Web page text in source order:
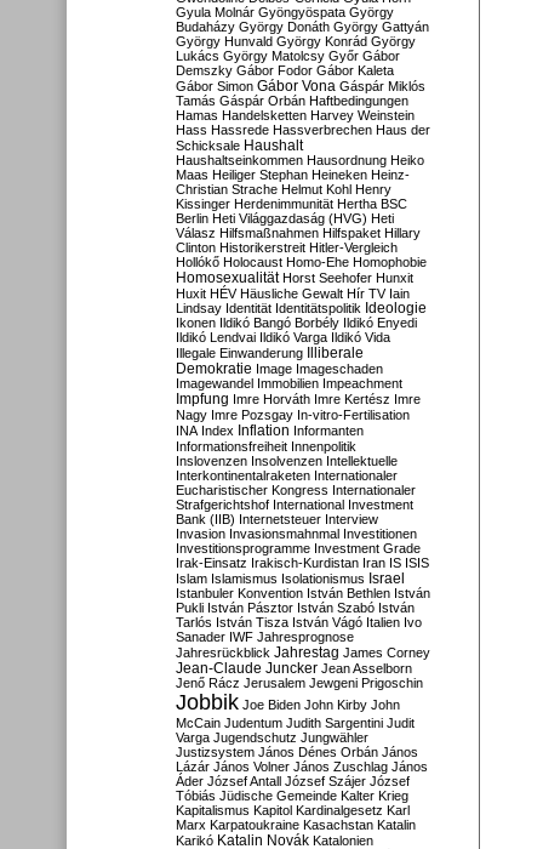
Gyula Molnár Gyöngyöspata György
Budaházy György Donáth György Gattyán
György Hunvald György Konrád György
Lukács György Matolcsy Győr Gábor
Demszky Gábor Fodor Gábor Kaleta
Gábor Simon Gábor Vona Gáspár Miklós
Tamás Gáspár Orbán Haftbedingungen
Hamas Handelsketten Harvey Weinstein
Hass Hassrede Hassverbrechen Haus der
Schicksale Haushalt
Haushaltseinkommen Hausordnung Heiko
Maas Heiliger Stephan Heineken Heinz-
Christian Strache Helmut Kohl Henry
Kissinger Herdenimmunität Hertha BSC
Berlin Heti Világgazdaság (HVG) Heti
Válasz Hilfsmaßnahmen Hilfspaket Hillary
Clinton Historikerstreit Hitler-Vergleich
Hollókő Holocaust Homo-Ehe Homophobie
Homosexualität Horst Seehofer Hunxit
Huxit HÉV Häusliche Gewalt Hír TV Iain
Lindsay Identität Identitätspolitik Ideologie
Ikonen Ildikó Bangó Borbély Ildikó Enyedi
Ildikó Lendvai Ildikó Varga Ildikó Vida
Illegale Einwanderung Illiberale
Demokratie Image Imageschaden
Imagewandel Immobilien Impeachment
Impfung Imre Horváth Imre Kertész Imre
Nagy Imre Pozsgay In-vitro-Fertilisation
INA Index Inflation Informanten
Informationsfreiheit Innenpolitik
Inslovenzen Insolvenzen Intellektuelle
Interkontinentalraketen Internationaler
Eucharistischer Kongress Internationaler
Strafgerichtshof International Investment
Bank (IIB) Internetsteuer Interview
Invasion Invasionsmahnmal Investitionen
Investitionsprogramme Investment Grade
Irak-Einsatz Irakisch-Kurdistan Iran IS ISIS
Islam Islamismus Isolationismus Israel
Istanbuler Konvention István Bethlen István
Pukli István Pásztor István Szabó István
Tarlós István Tisza István Vágó Italien Ivo
Sanader IWF Jahresprognose
Jahresrückblick Jahrestag James Corney
Jean-Claude Juncker Jean Asselborn
Jenő Rácz Jerusalem Jewgeni Prigoschin
Jobbik Joe Biden John Kirby John
McCain Judentum Judith Sargentini Judit
Varga Jugendschutz Jungwähler
Justizsystem János Dénes Orbán János
Lázár János Volner János Zuschlag János
Áder József Antall József Szájer József
Tóbiás Jüdische Gemeinde Kalter Krieg
Kapitalismus Kapitol Kardinalgesetz Karl
Marx Karpatoukraine Kasachstan Katalin
Karikó Katalin Novák Katalonien